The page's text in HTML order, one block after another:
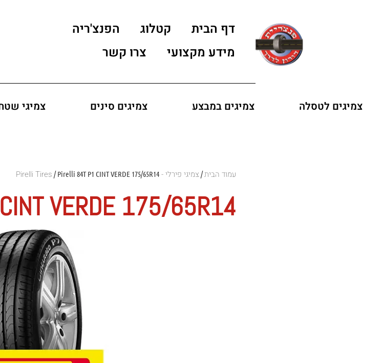
דף הבית קטלוג
הפנצ'ריה
מידע מקצועי
צרו קשר
צמיגים לטסלה צמיגים במבצע צמיגים סינים צמיגי
עמוד הבית/ צמיגי פירלי - Pirelli Tires / Pirelli 84T P1 CINT VERDE 175/65R14
VERDE 175/65R14